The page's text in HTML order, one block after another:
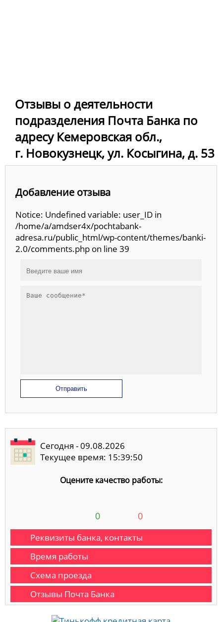
Отзывы о деятельности
подразделения Почта Банка по
адресу Кемеровская обл.,
г. Новокузнецк, ул. Косыгина, д. 53
Добавление отзыва
Notice: Undefined variable: user_ID in
/home/a/amdser4x/pochtabank-
adresa.ru/public_html/wp-content/themes/banki-
2.0/comments.php on line 39
Отправить
Сегодня - 09.08.2026
Текущее время: 15:39:51
Оцените качество работы:
0 0
Реквизиты банка, контакты
Время работы
Схема проезда
Отзывы Почта Банка